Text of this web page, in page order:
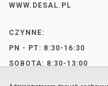
WWW.DESAL.PL
CZYNNE:
PN - PT: 8:30-16:30
SOBOTA: 8:30-13:00